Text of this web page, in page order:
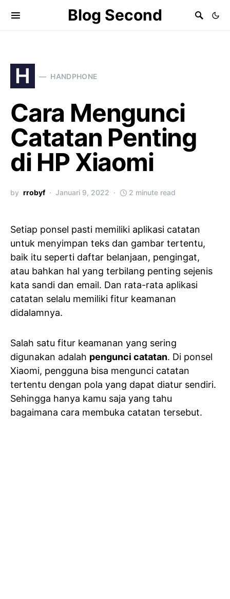
Blog Second
H HANDPHONE
Cara Mengunci
Catatan Penting
di HP Xiaomi
by rrobyf Januari 9, 2022 2 minute read
Setiap ponsel pasti memiliki aplikasi catatan
untuk menyimpan teks dan gambar tertentu,
baik itu seperti daftar belanjaan, pengingat,
atau bahkan hal yang terbilang penting sejenis
kata sandi dan email. Dan rata-rata aplikasi
catatan selalu memiliki fitur keamanan
didalamnya.
Salah satu fitur keamanan yang sering
digunakan adalah pengunci catatan. Di ponsel
Xiaomi, pengguna bisa mengunci catatan
tertentu dengan pola yang dapat diatur sendiri.
Sehingga hanya kamu saja yang tahu
bagaimana cara membuka catatan tersebut.